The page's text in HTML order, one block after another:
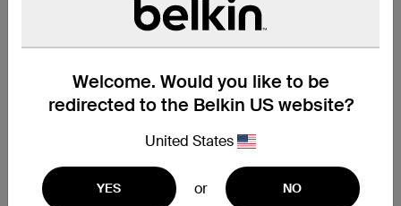
Welcome. Would you like to be
redirected to the Belkin US website?
United States
YES or NO
LIGHTNING 转
USB 金属色线
缆：理想搭档
快捷安全地为 Lightning 连接器设
搞定。只需将 USB 一端直接插入
在工作还是在途中，始终保持通畅
连接。